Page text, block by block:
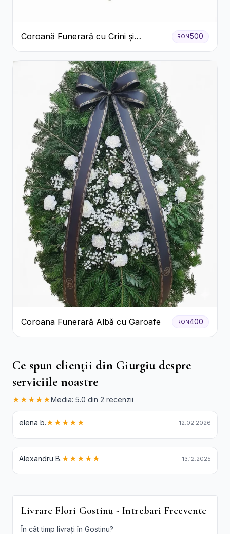
Coroană Funerară cu Crini și
Garoafe Albe
RON500
Coroana Funerară Albă cu Garoafe RON400
Ce spun clienții din Giurgiu despre
serviciile noastre
★★★★★Media: 5.0 din 2 recenzii
elena b.★★★★★ 12.02.2026
Alexandru B.★★★★★ 13.12.2025
Livrare Flori Gostinu - Intrebari Frecvente
În cât timp livrați în Gostinu?